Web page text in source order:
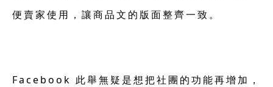
便賣家使用，讓商品文的版面整齊一致。
Facebook 此舉無疑是想把社團的功能再增加，